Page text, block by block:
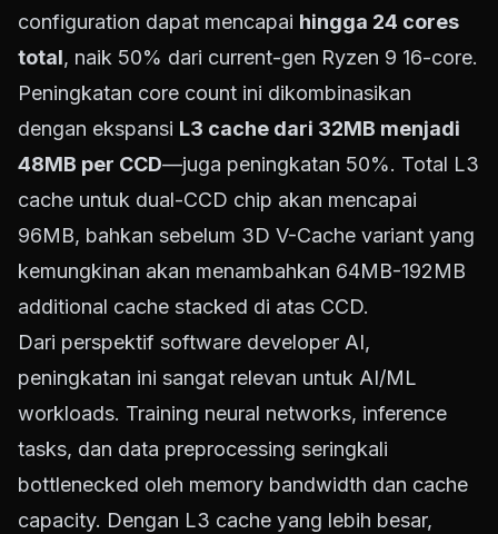
configuration dapat mencapai hingga 24 cores
total, naik 50% dari current-gen Ryzen 9 16-core.
Peningkatan core count ini dikombinasikan
dengan ekspansi L3 cache dari 32MB menjadi
48MB per CCD—juga peningkatan 50%. Total L3
cache untuk dual-CCD chip akan mencapai
96MB, bahkan sebelum 3D V-Cache variant yang
kemungkinan akan menambahkan 64MB-192MB
additional cache stacked di atas CCD.
Dari perspektif software developer AI,
peningkatan ini sangat relevan untuk AI/ML
workloads. Training neural networks, inference
tasks, dan data preprocessing seringkali
bottlenecked oleh memory bandwidth dan cache
capacity. Dengan L3 cache yang lebih besar,